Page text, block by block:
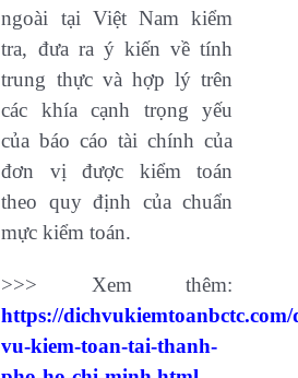
ngoài tại Việt Nam kiểm
tra, đưa ra ý kiến về tính
trung thực và hợp lý trên
các khía cạnh trọng yếu
của báo cáo tài chính của
đơn vị được kiểm toán
theo quy định của chuẩn
mực kiểm toán.
>>> Xem thêm:
https://dichvukiemtoanbctc.com/
vu-kiem-toan-tai-thanh-